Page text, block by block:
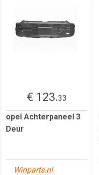
€ 123.33
opel Achterpaneel 3
Deur
Winparts.nl